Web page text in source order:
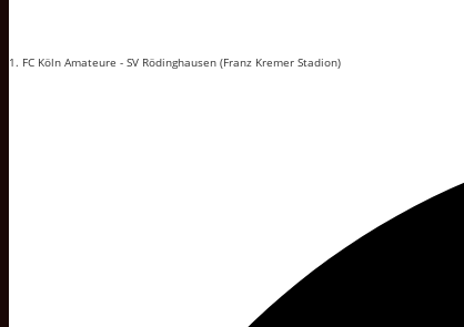
1. FC Köln Amateure - SV Rödinghausen (Franz Kremer Stadion)